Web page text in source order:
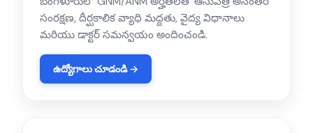
సంరక్షణ, దీర్ఘకాలిక వ్యాధి మద్దతు, వైద్య విధానాలు
మరియు డాక్టర్ సమన్వయం అందించండి.
ఉద్యోగాలు చూడండి →